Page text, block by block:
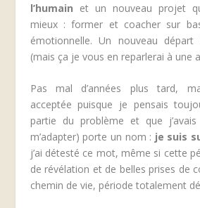
l’humain et un nouveau projet
mieux : former et coacher sur
émotionnelle. Un nouveau départ
(mais ça je vous en reparlerai à une
Pas mal d’années plus tard,
acceptée puisque je pensais
partie du problème et que
m’adapter) porte un nom : je suis
j’ai détesté ce mot, même si cette
de révélation et de belles prises de
chemin de vie, période totalement